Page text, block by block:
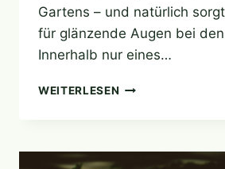
Gartens – und natürlich
für glänzende Augen bei
Innerhalb nur eines…
WEITERLESENDER
UPDATE